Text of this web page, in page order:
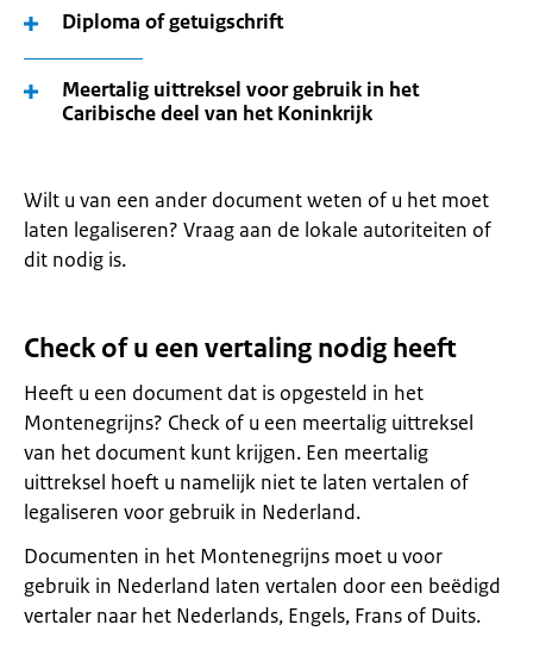
Diploma of getuigschrift
Meertalig uittreksel voor gebruik in het
Caribische deel van het Koninkrijk
Wilt u van een ander document weten of u het moet
laten legaliseren? Vraag aan de lokale autoriteiten of
dit nodig is.
Check of u een vertaling nodig heeft
Heeft u een document dat is opgesteld in het
Montenegrijns? Check of u een meertalig uittreksel
van het document kunt krijgen. Een meertalig
uittreksel hoeft u namelijk niet te laten vertalen of
legaliseren voor gebruik in Nederland.
Documenten in het Montenegrijns moet u voor
gebruik in Nederland laten vertalen door een beëdigd
vertaler naar het Nederlands, Engels, Frans of Duits.